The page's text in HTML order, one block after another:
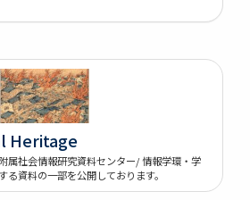
Heritage
属社会情報研究資料センター/ 情報学環・学
る資料の一部を公開しております。